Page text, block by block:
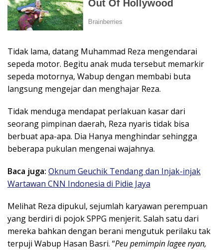
Tidak lama, datang Muhammad Reza mengendarai
sepeda motor. Begitu anak muda tersebut memarkir
sepeda motornya, Wabup dengan membabi buta
langsung mengejar dan menghajar Reza.
Tidak menduga mendapat perlakuan kasar dari
seorang pimpinan daerah, Reza nyaris tidak bisa
berbuat apa-apa. Dia Hanya menghindar sehingga
beberapa pukulan mengenai wajahnya.
Baca juga: Oknum Geuchik Tendang dan Injak-injak
Wartawan CNN Indonesia di Pidie Jaya
Melihat Reza dipukul, sejumlah karyawan perempuan
yang berdiri di pojok SPPG menjerit. Salah satu dari
mereka bahkan dengan berani mengutuk perilaku tak
terpuji Wabup Hasan Basri. “Peu pemimpin lagee nyan,